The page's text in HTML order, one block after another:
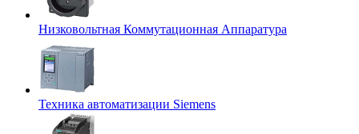
Низковольтная Коммутационная Аппаратура
Техника автоматизации Siemens